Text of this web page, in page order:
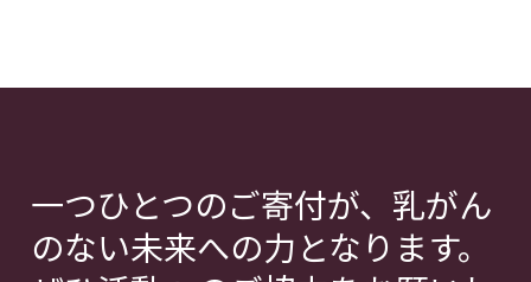
一つひとつのご寄付が、乳がん
のない未来への力となります。